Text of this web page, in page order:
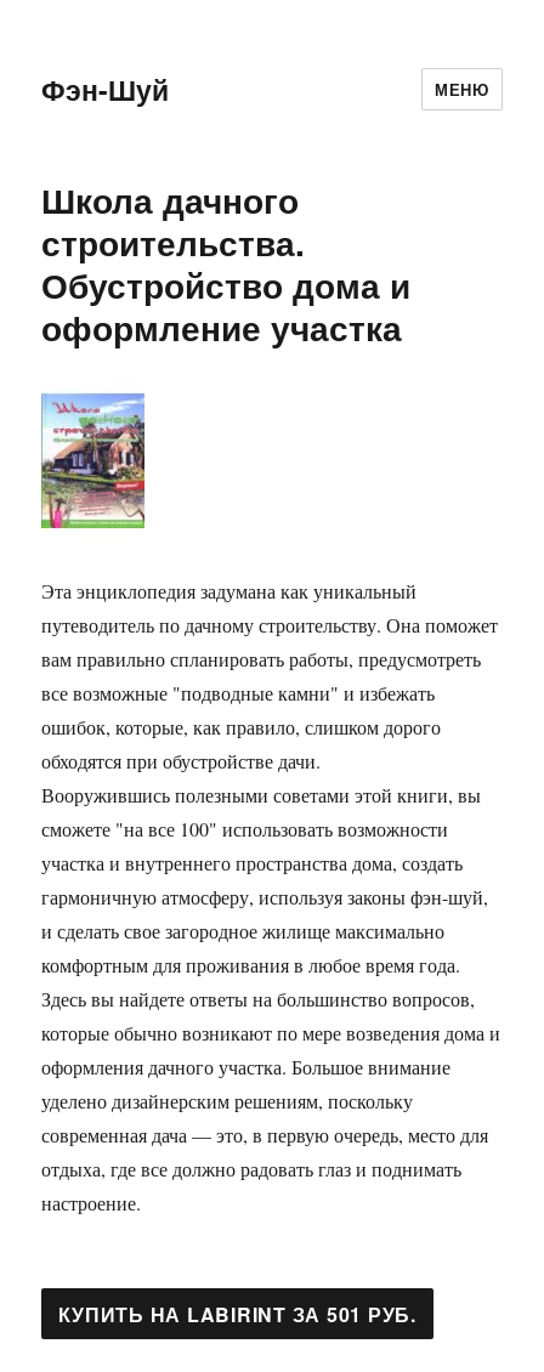
Фэн-Шуй МЕНЮ
Школа дачного
строительства.
Обустройство дома и
оформление участка
Эта энциклопедия задумана как уникальный
путеводитель по дачному строительству. Она поможет
вам правильно спланировать работы, предусмотреть
все возможные "подводные камни" и избежать
ошибок, которые, как правило, слишком дорого
обходятся при обустройстве дачи.
Вооружившись полезными советами этой книги, вы
сможете "на все 100" использовать возможности
участка и внутреннего пространства дома, создать
гармоничную атмосферу, используя законы фэн-шуй,
и сделать свое загородное жилище максимально
комфортным для проживания в любое время года.
Здесь вы найдете ответы на большинство вопросов,
которые обычно возникают по мере возведения дома и
оформления дачного участка. Большое внимание
уделено дизайнерским решениям, поскольку
современная дача — это, в первую очередь, место для
отдыха, где все должно радовать глаз и поднимать
настроение.